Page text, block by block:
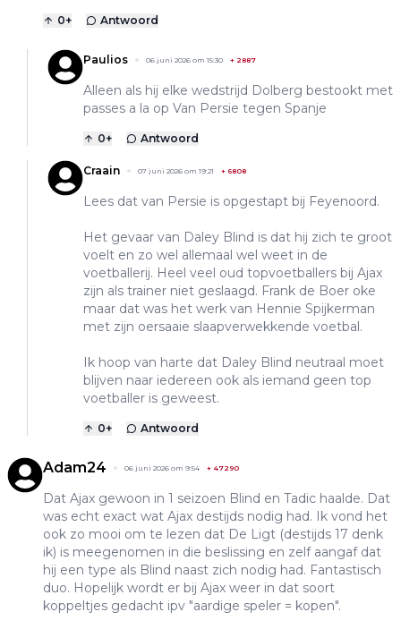
0+ Antwoord
Paulios 06 juni 2026 om 15:30 + 2887
Alleen als hij elke wedstrijd Dolberg bestookt met
passes a la op Van Persie tegen Spanje
0+ Antwoord
Craain 07 juni 2026 om 19:21 + 6808
Lees dat van Persie is opgestapt bij Feyenoord.
Het gevaar van Daley Blind is dat hij zich te groot
voelt en zo wel allemaal wel weet in de
voetballerij. Heel veel oud topvoetballers bij Ajax
zijn als trainer niet geslaagd. Frank de Boer oke
maar dat was het werk van Hennie Spijkerman
met zijn oersaaie slaapverwekkende voetbal.
Ik hoop van harte dat Daley Blind neutraal moet
blijven naar iedereen ook als iemand geen top
voetballer is geweest.
0+ Antwoord
Adam24 06 juni 2026 om 9:54 + 47290
Dat Ajax gewoon in 1 seizoen Blind en Tadic haalde. Dat
was echt exact wat Ajax destijds nodig had. Ik vond het
ook zo mooi om te lezen dat De Ligt (destijds 17 denk
ik) is meegenomen in die beslissing en zelf aangaf dat
hij een type als Blind naast zich nodig had. Fantastisch
duo. Hopelijk wordt er bij Ajax weer in dat soort
koppeltjes gedacht ipv "aardige speler = kopen".